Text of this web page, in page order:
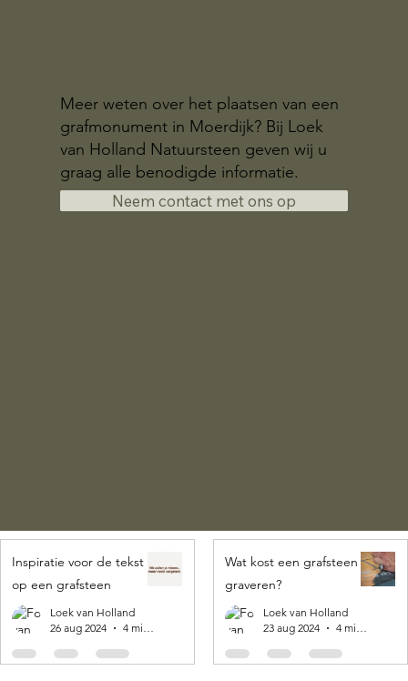
Meer weten over het plaatsen van een
grafmonument in Moerdijk? Bij Loek
van Holland Natuursteen geven wij u
graag alle benodigde informatie.
Neem contact met ons op
Inspiratie voor de tekst
op een grafsteen
Loek van Holland
26 aug 2024
4 minuten om te lezen
Wat kost een grafsteen
graveren?
Loek van Holland
23 aug 2024
4 minuten om te lezen